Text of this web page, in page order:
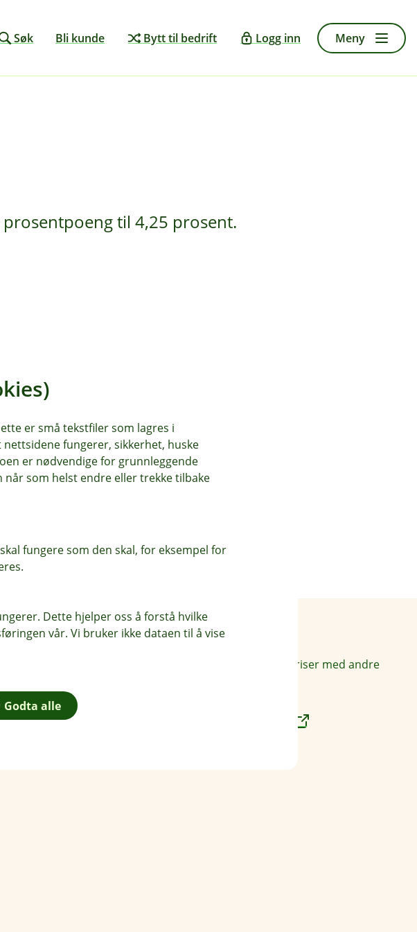
Søk Bli kunde Bytt til bedrift Logg inn Meny
til 4,25 prosent.
Sparebank Priser
Sammenlign våre priser med andre
er små tekstfiler som lagres i
fungerer, sikkerhet, huske
er nødvendige for grunnleggende
når som helst endre eller trekke tilbake
fungere som den skal, for eksempel for
Dette hjelper oss å forstå hvilke
vår. Vi bruker ikke dataen til å vise
Godta alle